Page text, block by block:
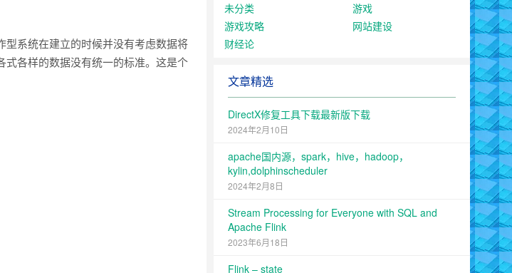
系统在建立的时候并没有考虑数据将
各样的数据没有统一的标准。这是个
未分类
游戏
游戏攻略
网站建设
财经论
文章精选
DirectX修复工具下载最新版下载
2024年2月10日
apache国内源，spark，hive，hadoop，
kylin,dolphinscheduler
2024年2月8日
Stream Processing for Everyone with SQL and
Apache Flink
2023年6月18日
Flink – state